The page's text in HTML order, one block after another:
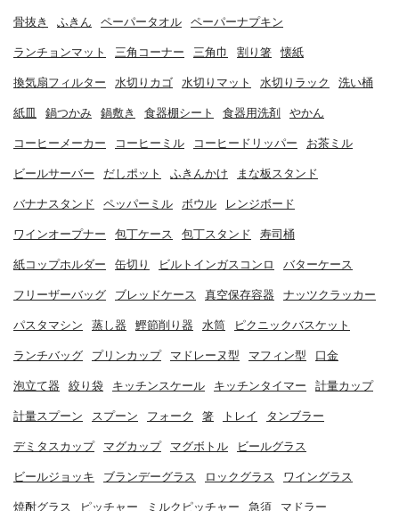
骨抜き ふきん ペーパータオル ペーパーナプキン
ランチョンマット 三角コーナー 三角巾 割り箸 懐紙
換気扇フィルター 水切りカゴ 水切りマット 水切りラック 洗い桶
紙皿 鍋つかみ 鍋敷き 食器棚シート 食器用洗剤 やかん
コーヒーメーカー コーヒーミル コーヒードリッパー お茶ミル
ビールサーバー だしポット ふきんかけ まな板スタンド
バナナスタンド ペッパーミル ボウル レンジボード
ワインオープナー 包丁ケース 包丁スタンド 寿司桶
紙コップホルダー 缶切り ビルトインガスコンロ バターケース
フリーザーバッグ ブレッドケース 真空保存容器 ナッツクラッカー
パスタマシン 蒸し器 鰹節削り器 水筒 ピクニックバスケット
ランチバッグ プリンカップ マドレーヌ型 マフィン型 口金
泡立て器 絞り袋 キッチンスケール キッチンタイマー 計量カップ
計量スプーン スプーン フォーク 箸 トレイ タンブラー
デミタスカップ マグカップ マグボトル ビールグラス
ビールジョッキ ブランデーグラス ロックグラス ワイングラス
焼酎グラス ピッチャー ミルクピッチャー 急須 マドラー